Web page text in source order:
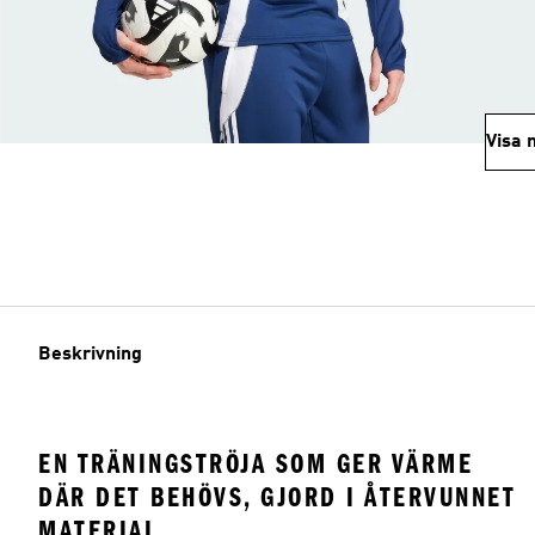
Visa
Beskrivning
EN TRÄNINGSTRÖJA SOM GER VÄRME
DÄR DET BEHÖVS, GJORD I ÅTERVUNNET